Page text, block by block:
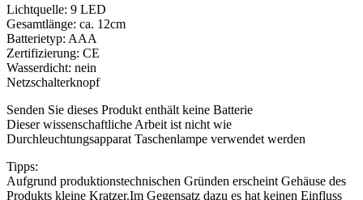
Lichtquelle: 9 LED
Gesamtlänge: ca. 12cm
Batterietyp: AAA
Zertifizierung: CE
Wasserdicht: nein
Netzschalterknopf
Senden Sie dieses Produkt enthält keine Batterie
Dieser wissenschaftliche Arbeit ist nicht wie
Durchleuchtungsapparat Taschenlampe verwendet werden
Tipps:
Aufgrund produktionstechnischen Gründen erscheint Gehäuse des
Produkts kleine Kratzer.Im Gegensatz dazu es hat keinen Einfluss